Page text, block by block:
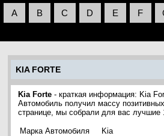
A B C D E F
KIA FORTE
Kia Forte - краткая информация: Kia
Автомобиль получил массу
странице, мы собрали для вас лучшие
Марка Автомобиля
Kia